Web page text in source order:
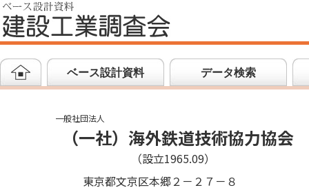
ベース設計資料 データ検索
一般社団法人
（一社）海外鉄道技術協力協会
（設立1965.09）
東京都文京区本郷２－２７－８